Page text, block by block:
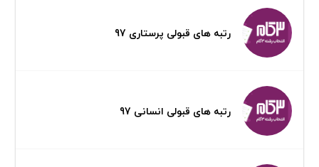
رتبه های قبولی پرستاری 97
رتبه های قبولی انسانی 97